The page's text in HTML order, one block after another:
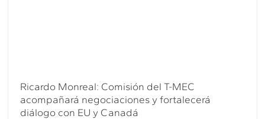
Ricardo Monreal: Comisión del T-MEC
acompañará negociaciones y fortalecerá
diálogo con EU y Canadá